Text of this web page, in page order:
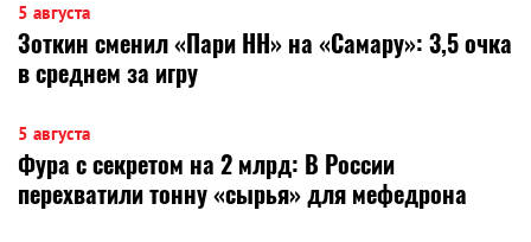
5 августа
Зоткин сменил «Пари НН» на «Самару»: 3,5 очка
в среднем за игру
5 августа
Фура с секретом на 2 млрд: В России
перехватили тонну «сырья» для мефедрона